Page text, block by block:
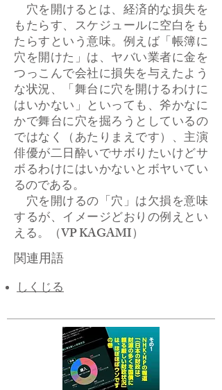
穴を開けるとは、経済的な損失を
もたらす、スケジュールに空白をも
たらすという意味。例えば「帳簿に
穴を開けた」は、ヤバい業者に金を
つっこんで会社に損失を与えたよう
な状況、「舞台に穴を開けるわけに
はいかない」といっても、斧かなに
かで舞台に穴を掘ろうとしているの
ではなく（あたりまえです）、主演
俳優が二日酔いでサボりたいけどサ
ボるわけにはいかないとボヤいてい
るのである。
穴を開けるの「穴」は欠損を意味
するが、イメージどおりの例えとい
える。（VP KAGAMI）
関連用語
​しくじる